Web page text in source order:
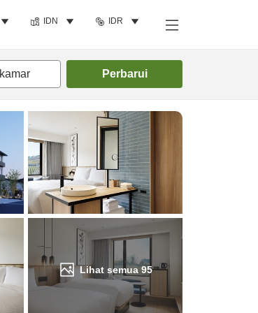
IDN IDR
kamar Perbarui
Lihat semua95
Cari kamar